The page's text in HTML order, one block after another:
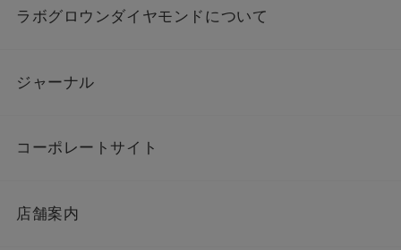
ラボグロウンダイヤモンドについて
ジャーナル
コーポレートサイト
店舗案内